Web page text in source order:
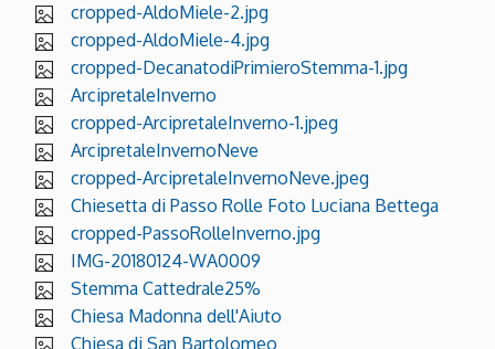
cropped-AldoMiele-2.jpg
cropped-AldoMiele-4.jpg
cropped-DecanatodiPrimieroStemma-1.jpg
ArcipretaleInverno
cropped-ArcipretaleInverno-1.jpeg
ArcipretaleInvernoNeve
cropped-ArcipretaleInvernoNeve.jpeg
Chiesetta di Passo Rolle Foto Luciana Bettega
cropped-PassoRolleInverno.jpg
IMG-20180124-WA0009
Stemma Cattedrale25%
Chiesa Madonna dell'Aiuto
Chiesa di San Bartolomeo